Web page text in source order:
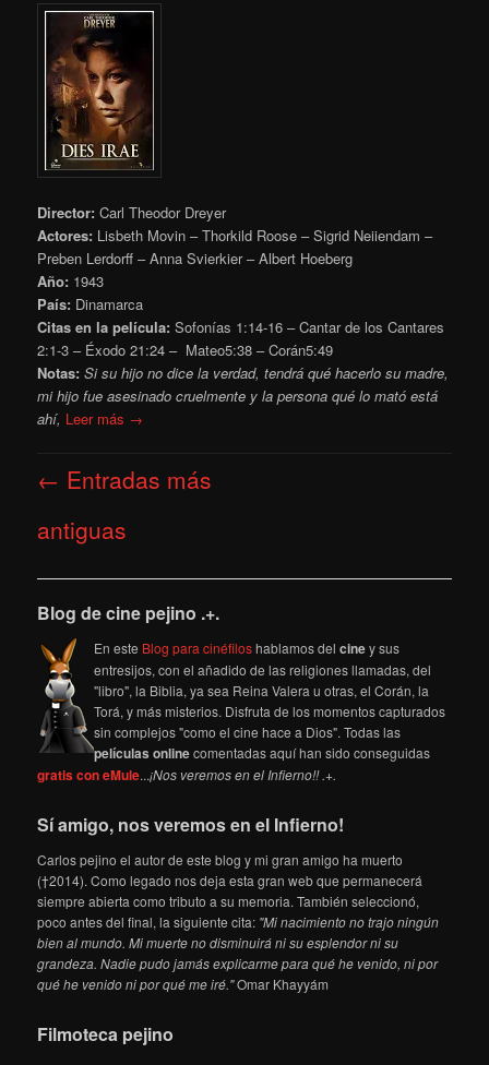
Director: Carl Theodor Dreyer
Actores: Lisbeth Movin – Thorkild Roose – Sigrid Neiiendam –
Preben Lerdorff – Anna Svierkier – Albert Hoeberg
Año: 1943
País: Dinamarca
Citas en la película: Sofonías 1:14-16 – Cantar de los Cantares
2:1-3 – Éxodo 21:24 – Mateo5:38 – Corán5:49
Notas:Si su hijo no dice la verdad, tendrá qué hacerlo su madre,
mi hijo fue asesinado cruelmente y la persona qué lo mató está
ahí, Leer más →
de
← Entradas más
antiguas
Blog de cine pejino .+.
En este Blog para cinéfiloshablamos delciney sus
entresijos, con el añadido de las religiones llamadas, del
"libro", la Biblia, ya sea Reina Valera u otras, el Corán, la
Torá, y más misterios. Disfruta de los momentos capturados
sin complejos "como el cine hace a Dios". Todas las
películas onlinecomentadas aquí han sido conseguidas
gratis con eMule...¡Nos veremos en el Infierno!! .+.
Sí amigo, nos veremos en el Infierno!
Carlos pejino el autor de este blog y mi gran amigo ha muerto
(†2014). Como legado nos deja esta gran web que permanecerá
siempre abierta como tributo a su memoria. También seleccionó,
poco antes del final, la siguiente cita: "Mi nacimiento no trajo ningún
bien al mundo. Mi muerte no disminuirá ni su esplendor ni su
grandeza. Nadie pudo jamás explicarme para qué he venido, ni por
qué he venido ni por qué me iré."Omar Khayyám
Filmoteca pejino